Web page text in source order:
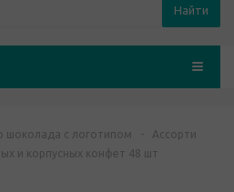
Найти
шоколада с логотипом -
Ассорти
и корпусных конфет 48 шт